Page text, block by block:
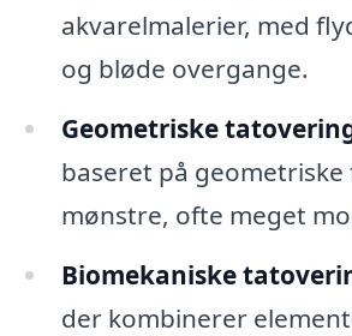
akvarelmalerier, med
og bløde overgange.
Geometriske
baseret på
mønstre, ofte meget
Biomekaniske
der kombinerer